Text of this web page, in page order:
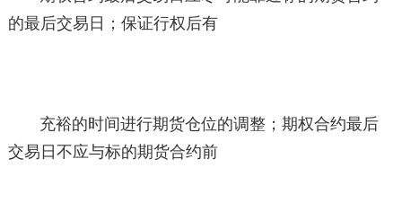
的最后交易日；保证行权后有
充裕的时间进行期货仓位的调整；期权合约最后
交易日不应与标的期货合约前